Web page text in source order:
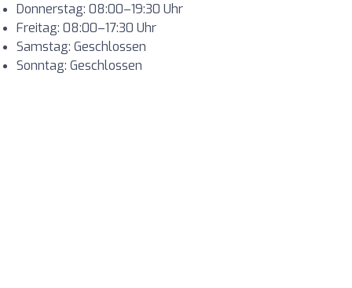
Donnerstag: 08:00–19:30 Uhr
Freitag: 08:00–17:30 Uhr
Samstag: Geschlossen
Sonntag: Geschlossen